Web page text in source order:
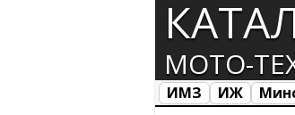
МОТО-
ИМЗ ИЖ